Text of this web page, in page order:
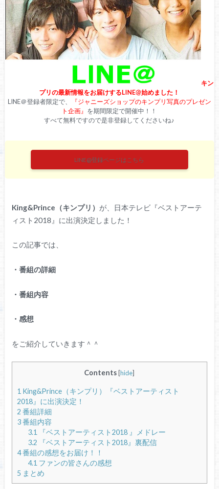
キン
プリの最新情報をお届けするLINE@始めました！
LINE＠登録者限定で、
『ジャニーズショップのキンプリ写真のプレゼン
ト企画』 を期間限定で開催中！！
すべて無料ですので是非登録してくださいね♪
LINE@登録ページはこちら
King&Prince（キンプリ） が、日本テレビ『ベストアーテ
ィスト2018』に出演決定しました！
この記事では、
・番組の詳細
・番組内容
・感想
をご紹介していきます＾＾
Contents [hide]
1 King&Prince（キンプリ）『ベストアーティスト
2018』に出演決定！
2 番組詳細
3番組内容
3.1 『ベストアーティスト2018 』メドレー
3.2 『ベストアーティスト2018』裏配信
4番組の感想をお届け！！
4.1 ファンの皆さんの感想
5 まとめ